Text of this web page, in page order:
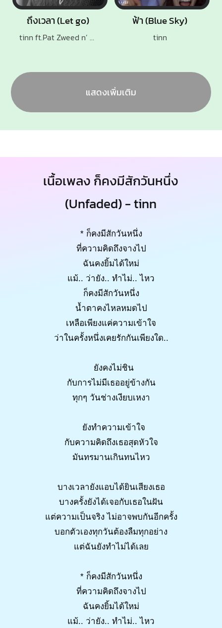
ฟ้า (Blue Sky)
tinn
ถึงเวลา (Let go)
tinn ft.Pat Zweed n’ Roll
แสดงเพิ่มเติม
เนื้อเพลง ก็คงมีสักวันหนึ่ง
(Unfaded) - tinn
* ก็คงมีสักวันหนึ่ง
ที่ความคิดถึงจางไป
ฉันคงยิ้มได้ใหม่
แม้.. ว่ายัง.. ทำไม่.. ไหว
ก็คงมีสักวันหนึ่ง
น้ำตาคงไหลหมดไป
เหลือเพียงแค่ความเข้าใจ
ว่าในครั้งหนึ่งเคยรักกันเพียงใด..
ยังคงไม่ชิน
กับการไม่มีเธออยู่ข้างกัน
ทุกๆ วันช่างเงียบเหงา
ยังทำความเข้าใจ
กับความคิดถึงเธอสุดหัวใจ
มันทรมานเกินทนไหว
บางเวลายังแอบได้ยินเสียงเธอ
บางครั้งยังได้เจอกับเธอในฝัน
แต่ความเป็นจริง ไม่อาจพบกันอีกครั้ง
บอกตัวเองทุกวันต้องลืมทุกอย่าง
แต่ฉันยังทำไม่ได้เลย
* ก็คงมีสักวันหนึ่ง
ที่ความคิดถึงจางไป
ฉันคงยิ้มได้ใหม่
แม้.. ว่ายัง.. ทำไม่.. ไหว